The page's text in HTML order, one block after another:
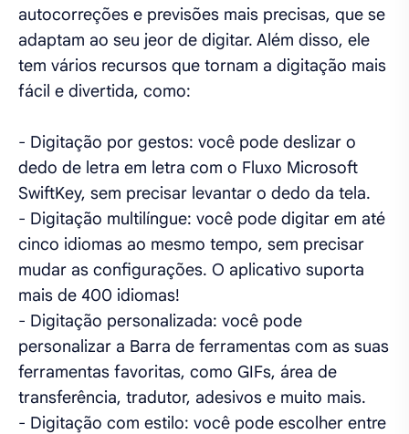
autocorreções e previsões mais precisas, que se
adaptam ao seu jeor de digitar. Além disso, ele
tem vários recursos que tornam a digitação mais
fácil e divertida, como:
- Digitação por gestos: você pode deslizar o
dedo de letra em letra com o Fluxo Microsoft
SwiftKey, sem precisar levantar o dedo da tela.
- Digitação multilíngue: você pode digitar em até
cinco idiomas ao mesmo tempo, sem precisar
mudar as configurações. O aplicativo suporta
mais de 400 idiomas!
- Digitação personalizada: você pode
personalizar a Barra de ferramentas com as suas
ferramentas favoritas, como GIFs, área de
transferência, tradutor, adesivos e muito mais.
- Digitação com estilo: você pode escolher entre